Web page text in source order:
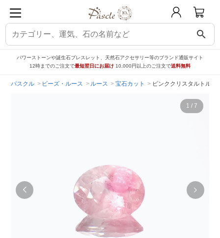
search
パワーストーンや誕生石ブレスレット、天然石アクセサリー等のブランド通販サイト
12時までのご注文で最短翌日にお届け 10,000円以上のご注文で送料無料
パスクル ビーズ・ルース ルース 宝石カット ピンククリスタルトル
1 / 7